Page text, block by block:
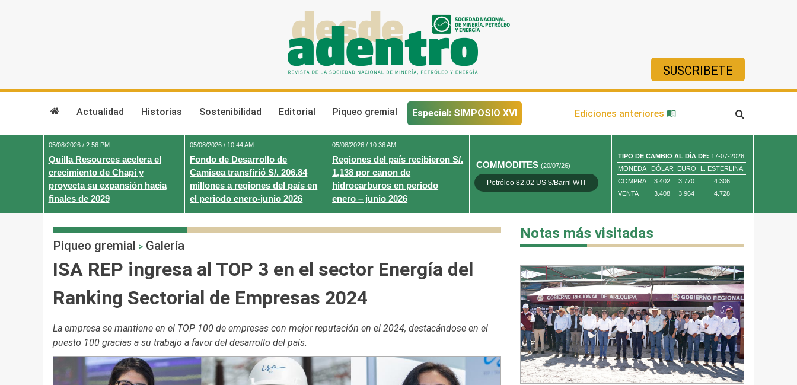
SUSCRIBETE
Actualidad Historias Sostenibilidad Editorial Piqueo gremial Especial: SIMPOSIO XVI Ediciones anteriores
05/08/2026 / 2:56 PM
Quilla Resources acelera el
crecimiento de Chapi y
proyecta su expansión hacia
finales de 2029
05/08/2026 / 10:44 AM
Fondo de Desarrollo de
Camisea transfirió S/. 206.84
millones a regiones del país en
el periodo enero-junio 2026
05/08/2026 / 10:36 AM
Regiones del país recibieron S/.
1,138 por canon de
hidrocarburos en periodo
enero – junio 2026
COMMODITES(20/07/26)
Petróleo 82.02 US $/Barril WTI Oro 4,010.80 US $/ Oz. Tr.
TIPO DE CAMBIO AL DÍA DE: 17-07-2026
MONEDA
DÓLAR EURO
L. ESTERLINA
COMPRA
3.402 3.770
4.306
VENTA
3.408 3.964 4.728
Piqueo gremial > Galería
ISA REP ingresa al TOP 3 en el sector Energía del
Ranking Sectorial de Empresas 2024
La empresa se mantiene en el TOP 100 de empresas con mejor reputación en el 2024, destacándose en el
puesto 100 gracias a su trabajo a favor del desarrollo del país.
Notas más visitadas